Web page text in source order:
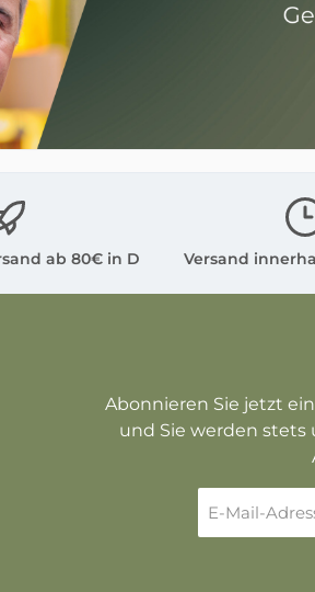
ab 80€ in D Versand
Abonnieren Sie jetzt
und Sie werden stets
Mail-